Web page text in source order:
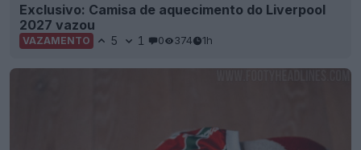
Exclusivo: Camisa de aquecimento do Liverpool
2027 vazou
VAZAMENTO 5 1 0 374 1h